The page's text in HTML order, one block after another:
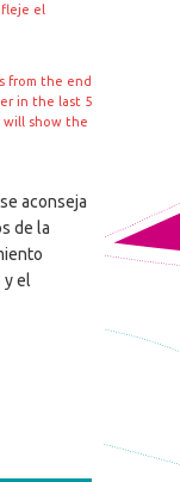
el
from the end
in the last 5
will show the
aconseja
de la
y el